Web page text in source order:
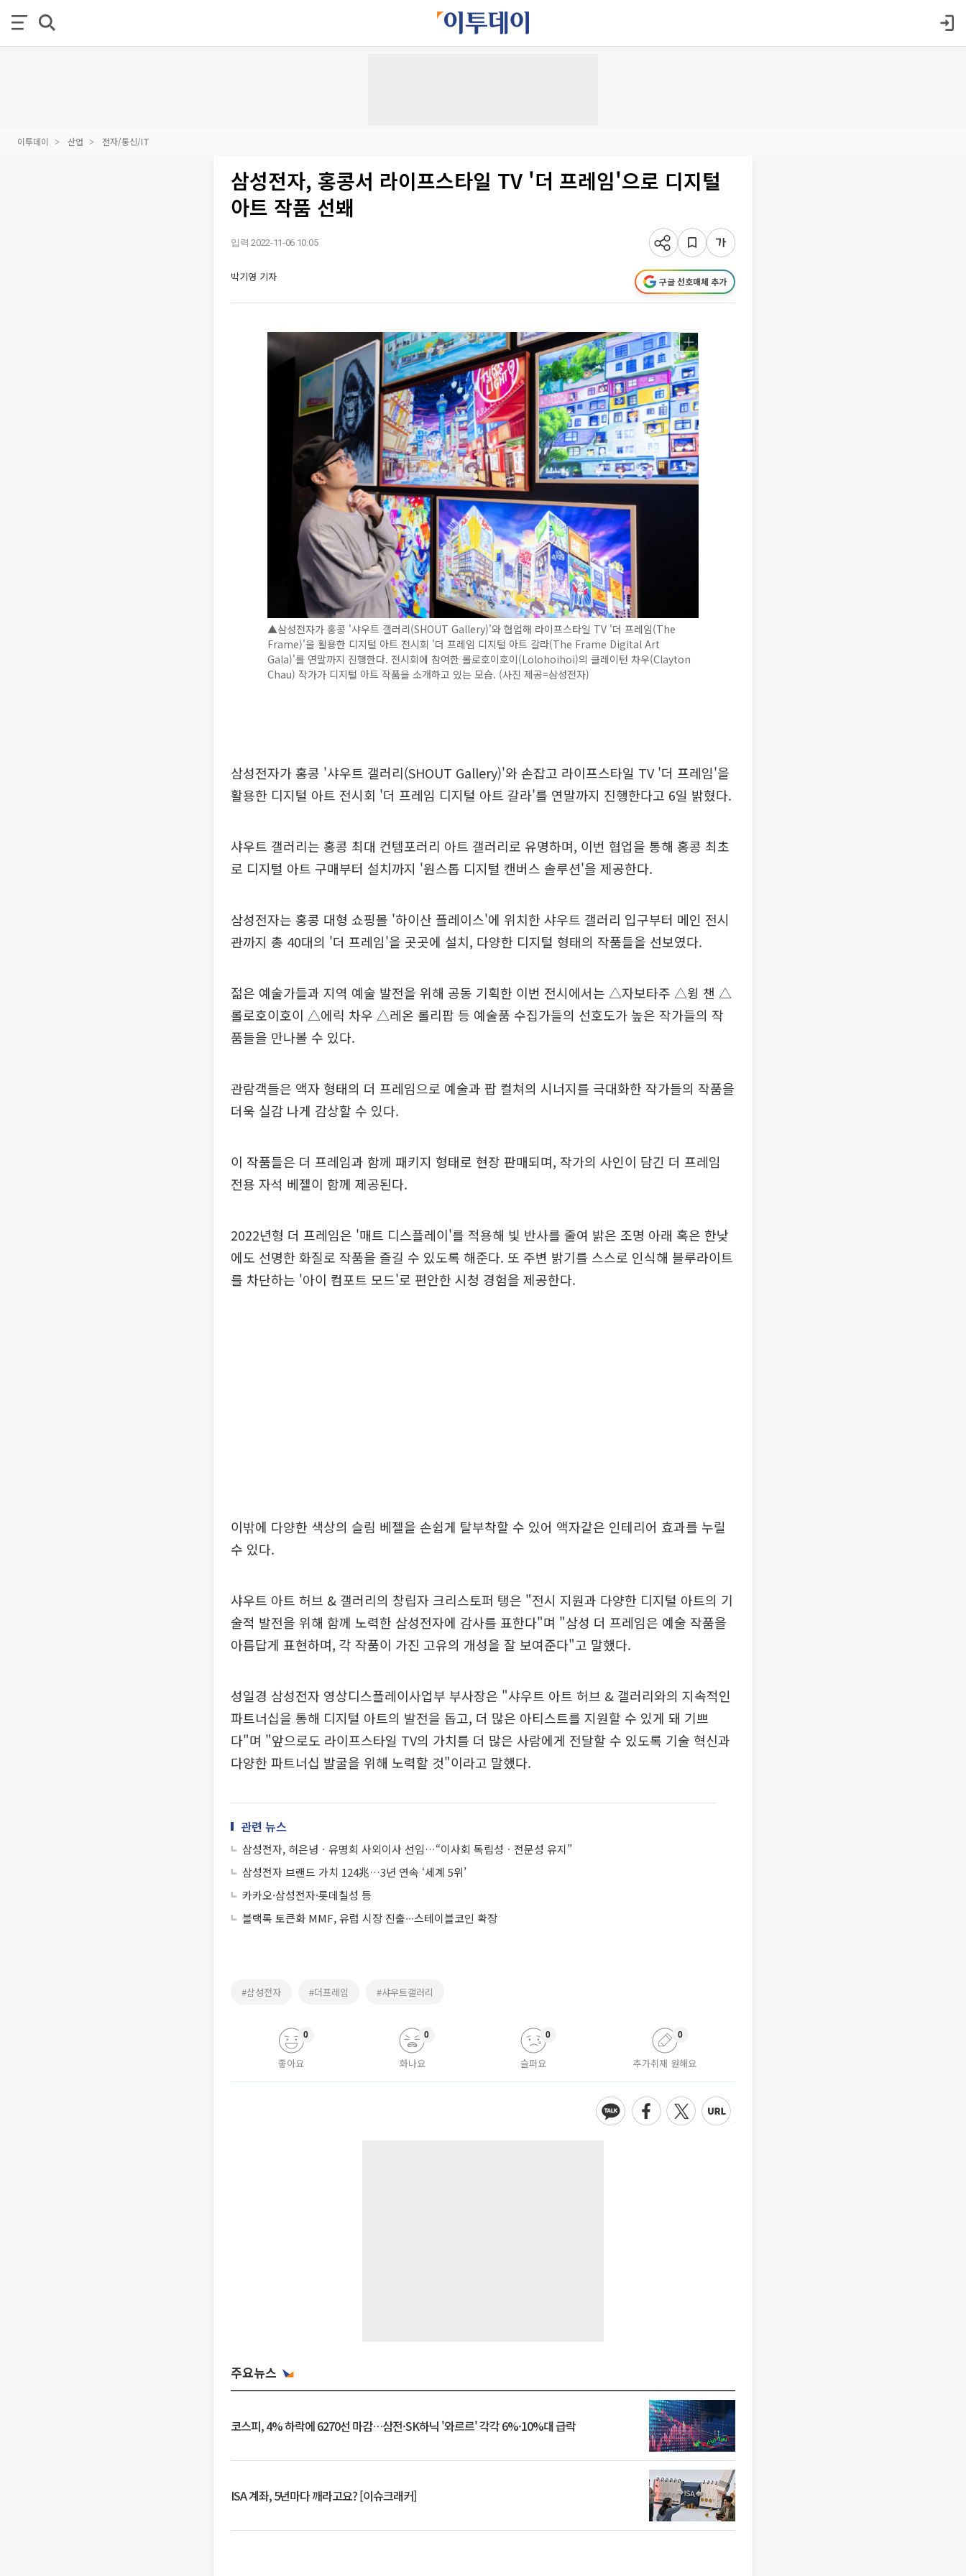
이투데이 산업 전자/통신/IT
삼성전자, 홍콩서 라이프스타일 TV '더 프레임'으로 디지털
아트 작품 선봬
입력 2022-11-06 10:05
박기영 기자 구글 선호매체 추가
▲삼성전자가 홍콩 '샤우트 갤러리(SHOUT Gallery)'와 협업해 라이프스타일 TV '더 프레임(The
Frame)'을 활용한 디지털 아트 전시회 '더 프레임 디지털 아트 갈라(The Frame Digital Art
Gala)'를 연말까지 진행한다. 전시회에 참여한 롤로호이호이(Lolohoihoi)의 클레이턴 차우(Clayton
Chau) 작가가 디지털 아트 작품을 소개하고 있는 모습. (사진 제공=삼성전자)
삼성전자가 홍콩 '샤우트 갤러리(SHOUT Gallery)'와 손잡고 라이프스타일 TV '더 프레임'을
활용한 디지털 아트 전시회 '더 프레임 디지털 아트 갈라'를 연말까지 진행한다고 6일 밝혔다.
샤우트 갤러리는 홍콩 최대 컨템포러리 아트 갤러리로 유명하며, 이번 협업을 통해 홍콩 최초
로 디지털 아트 구매부터 설치까지 '원스톱 디지털 캔버스 솔루션'을 제공한다.
삼성전자는 홍콩 대형 쇼핑몰 '하이산 플레이스'에 위치한 샤우트 갤러리 입구부터 메인 전시
관까지 총 40대의 '더 프레임'을 곳곳에 설치, 다양한 디지털 형태의 작품들을 선보였다.
젊은 예술가들과 지역 예술 발전을 위해 공동 기획한 이번 전시에서는 △자보타주 △윙 챈 △
롤로호이호이 △에릭 차우 △레온 롤리팝 등 예술품 수집가들의 선호도가 높은 작가들의 작
품들을 만나볼 수 있다.
관람객들은 액자 형태의 더 프레임으로 예술과 팝 컬쳐의 시너지를 극대화한 작가들의 작품을
더욱 실감 나게 감상할 수 있다.
이 작품들은 더 프레임과 함께 패키지 형태로 현장 판매되며, 작가의 사인이 담긴 더 프레임
전용 자석 베젤이 함께 제공된다.
2022년형 더 프레임은 '매트 디스플레이'를 적용해 빛 반사를 줄여 밝은 조명 아래 혹은 한낮
에도 선명한 화질로 작품을 즐길 수 있도록 해준다. 또 주변 밝기를 스스로 인식해 블루라이트
를 차단하는 '아이 컴포트 모드'로 편안한 시청 경험을 제공한다.
이밖에 다양한 색상의 슬림 베젤을 손쉽게 탈부착할 수 있어 액자같은 인테리어 효과를 누릴
수 있다.
샤우트 아트 허브 & 갤러리의 창립자 크리스토퍼 탱은 "전시 지원과 다양한 디지털 아트의 기
술적 발전을 위해 함께 노력한 삼성전자에 감사를 표한다"며 "삼성 더 프레임은 예술 작품을
아름답게 표현하며, 각 작품이 가진 고유의 개성을 잘 보여준다"고 말했다.
성일경 삼성전자 영상디스플레이사업부 부사장은 "샤우트 아트 허브 & 갤러리와의 지속적인
파트너십을 통해 디지털 아트의 발전을 돕고, 더 많은 아티스트를 지원할 수 있게 돼 기쁘
다"며 "앞으로도 라이프스타일 TV의 가치를 더 많은 사람에게 전달할 수 있도록 기술 혁신과
다양한 파트너십 발굴을 위해 노력할 것"이라고 말했다.
관련 뉴스
삼성전자, 허은녕ㆍ유명희 사외이사 선임…“이사회 독립성ㆍ전문성 유지”
삼성전자 브랜드 가치 124兆…3년 연속 ‘세계 5위’
카카오·삼성전자·롯데칠성 등
블랙록 토큰화 MMF, 유럽 시장 진출∙∙∙스테이블코인 확장
#삼성전자 #더프레임 #샤우트갤러리
좋아요
0
화나요
0
슬퍼요
0
추가취재 원해요
0
주요뉴스
코스피, 4% 하락에 6270선 마감…삼전·SK하닉 '와르르' 각각 6%·10%대 급락
ISA 계좌, 5년마다 깨라고요? [이슈크래커]